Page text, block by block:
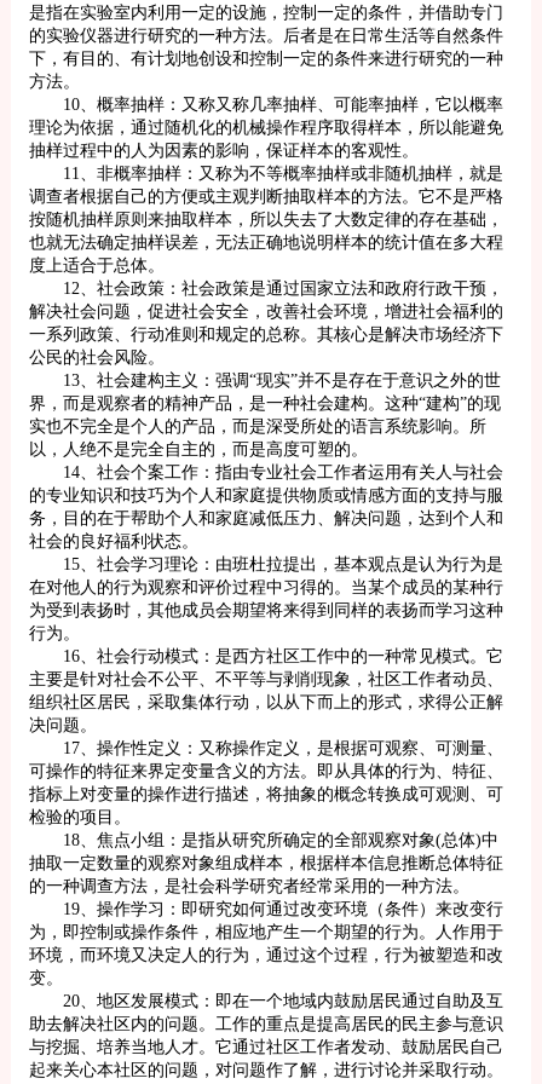
是指在实验室内利用一定的设施，控制一定的条件，并借助专门
的实验仪器进行研究的一种方法。后者是在日常生活等自然条件
下，有目的、有计划地创设和控制一定的条件来进行研究的一种
方法。
10、概率抽样：又称又称几率抽样、可能率抽样，它以概率
理论为依据，通过随机化的机械操作程序取得样本，所以能避免
抽样过程中的人为因素的影响，保证样本的客观性。
11、非概率抽样：又称为不等概率抽样或非随机抽样，就是
调查者根据自己的方便或主观判断抽取样本的方法。它不是严格
按随机抽样原则来抽取样本，所以失去了大数定律的存在基础，
也就无法确定抽样误差，无法正确地说明样本的统计值在多大程
度上适合于总体。
12、社会政策：社会政策是通过国家立法和政府行政干预，
解决社会问题，促进社会安全，改善社会环境，增进社会福利的
一系列政策、行动准则和规定的总称。其核心是解决市场经济下
公民的社会风险。
13、社会建构主义：强调“现实”并不是存在于意识之外的世
界，而是观察者的精神产品，是一种社会建构。这种“建构”的现
实也不完全是个人的产品，而是深受所处的语言系统影响。所
以，人绝不是完全自主的，而是高度可塑的。
14、社会个案工作：指由专业社会工作者运用有关人与社会
的专业知识和技巧为个人和家庭提供物质或情感方面的支持与服
务，目的在于帮助个人和家庭减低压力、解决问题，达到个人和
社会的良好福利状态。
15、社会学习理论：由班杜拉提出，基本观点是认为行为是
在对他人的行为观察和评价过程中习得的。当某个成员的某种行
为受到表扬时，其他成员会期望将来得到同样的表扬而学习这种
行为。
16、社会行动模式：是西方社区工作中的一种常见模式。它
主要是针对社会不公平、不平等与剥削现象，社区工作者动员、
组织社区居民，采取集体行动，以从下而上的形式，求得公正解
决问题。
17、操作性定义：又称操作定义，是根据可观察、可测量、
可操作的特征来界定变量含义的方法。即从具体的行为、特征、
指标上对变量的操作进行描述，将抽象的概念转换成可观测、可
检验的项目。
18、焦点小组：是指从研究所确定的全部观察对象(总体)中
抽取一定数量的观察对象组成样本，根据样本信息推断总体特征
的一种调查方法，是社会科学研究者经常采用的一种方法。
19、操作学习：即研究如何通过改变环境（条件）来改变行
为，即控制或操作条件，相应地产生一个期望的行为。人作用于
环境，而环境又决定人的行为，通过这个过程，行为被塑造和改
变。
20、地区发展模式：即在一个地域内鼓励居民通过自助及互
助去解决社区内的问题。工作的重点是提高居民的民主参与意识
与挖掘、培养当地人才。它通过社区工作者发动、鼓励居民自己
起来关心本社区的问题，对问题作了解，进行讨论并采取行动。